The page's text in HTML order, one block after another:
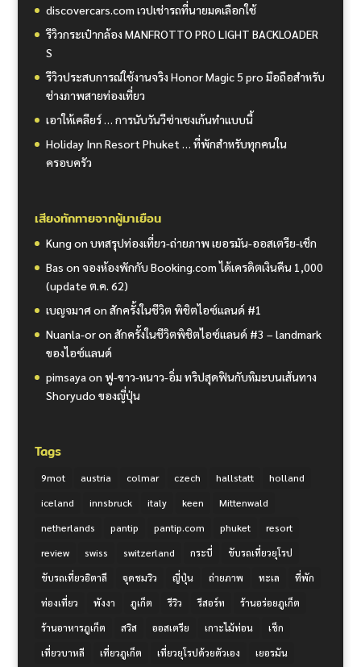
discovercars.com เวปเช่ารถที่นายมดเลือกใช้
รีวิวกระเป๋ากล้อง MANFROTTO PRO LIGHT BACKLOADER
S
รีวิวประสบการณ์ใช้งานจริง Honor Magic 5 pro มือถือสำหรับ
ช่างภาพสายท่องเที่ยว
เอาให้เคลียร์ … การนับวันวีซ่าเชงเก้นทำแบบนี้
Holiday Inn Resort Phuket … ที่พักสำหรับทุกคนใน
ครอบครัว
เสียงทักทายจากผู้มาเยือน
Kung on บทสรุปท่องเที่ยว-ถ่ายภาพ เยอรมัน-ออสเตรีย-เช็ก
Bas on จองห้องพักกับ Booking.com ได้เครดิตเงินคืน 1,000
(update ต.ค. 62)
เบญจมาศon สักครั้งในชีวิต พิชิตไอซ์แลนด์ #1
Nuanla-oron สักครั้งในชีวิตพิชิตไอซ์แลนด์ #3 – landmark
ของไอซ์แลนด์
pimsaya on ฟู-ขาว-หนาว-อิ่ม ทริปสุดฟินกับหิมะบนเส้นทาง
Shoryudo ของญี่ปุ่น
Tags
9mot austria colmar czech hallstatt
holland
iceland
innsbruck italy keen
Mittenwald
netherlands
pantip pantip.com phuket
resort
review
swiss switzerland กระบี่
ขับรถเที่ยวยุโรป
ขับรถเที่ยวอิตาลี
จุดชมวิว ญี่ปุ่น ถ่ายภาพ ทะเล
ที่พัก
ท่องเที่ยว
พังงา ภูเก็ต รีวิว รีสอร์ท
ร้านอร่อยภูเก็ต
ร้านอาหารภูเก็ต
สวิส ออสเตรีย เกาะไม้ท่อน
เช็ก
เที่ยวบาหลี
เที่ยวภูเก็ต เที่ยวยุโรปด้วยตัวเอง เยอรมัน